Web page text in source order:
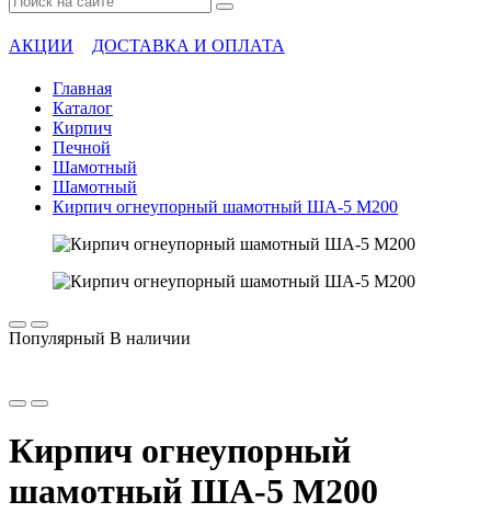
АКЦИИ ДОСТАВКА И ОПЛАТА
Главная
Каталог
Кирпич
Печной
Шамотный
Шамотный
Кирпич огнеупорный шамотный ША-5 М200
Популярный В наличии
Кирпич огнеупорный
шамотный ША-5 М200